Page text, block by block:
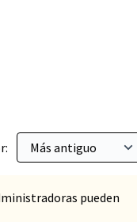
pueden